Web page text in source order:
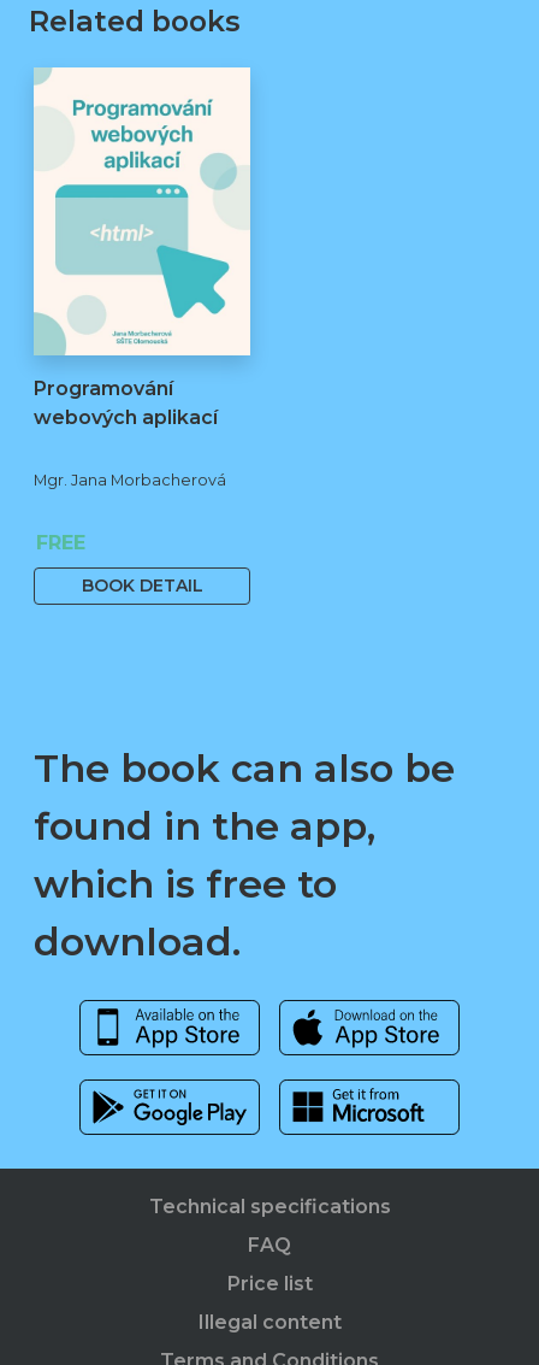
Related books
Programování
webových aplikací
Mgr. Jana Morbacherová
FREE
BOOK DETAIL
The book can also be
found in the app,
which is free to
download.
Technical specifications
FAQ
Price list
Illegal content